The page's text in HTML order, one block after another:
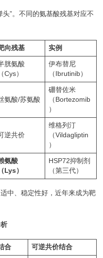
”。不同的氨基酸残基对应不
向残基 实例
胱氨酸
（Cys）
伊布替尼
（Ibrutinib）
氨酸/苏氨酸
硼替佐米
（Bortezomib
）
逆共价
维格列汀
（Vildagliptin
）
氨酸
（Lys）
HSP72抑制剂
（第三代）
中、稳定性好，近年来成为靶
合 可逆共价结合